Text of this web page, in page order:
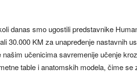
danas smo ugostili predstavnike
30.000 KM za unapređenje nastavnih
našim učenicima savremenije učenje
table i anatomskih modela, čime se